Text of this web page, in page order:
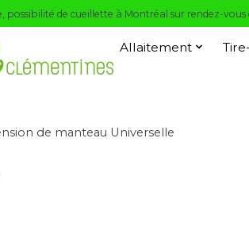
possibilité de cueillette à Montréal sur rendez-
Allaitement
de manteau Universelle